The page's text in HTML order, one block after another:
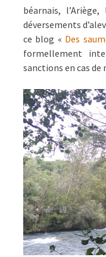
béarnais,
déversements
ce blog « Des
formellement
sanctions en cas de